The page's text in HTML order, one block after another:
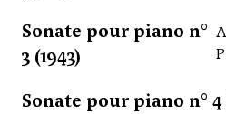
Sonate pour piano n°
3 (1943)
Sonate pour piano n° 4